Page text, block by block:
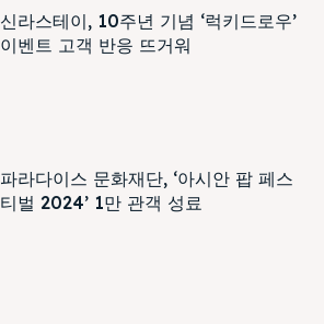
신라스테이, 10주년 기념 ‘럭키드로우’
이벤트 고객 반응 뜨거워
파라다이스 문화재단, ‘아시안 팝 페스
티벌 2024’ 1만 관객 성료